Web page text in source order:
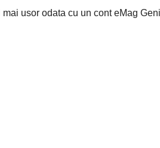
usor odata cu un cont eMag